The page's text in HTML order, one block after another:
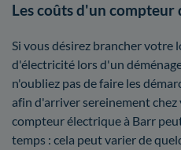
Les coûts d'un
Si vous désirez brancher votre
d'électricité lors d'un
n'oubliez pas de faire les
afin d'arriver sereinement chez
compteur électrique à Barr
temps : cela peut varier de